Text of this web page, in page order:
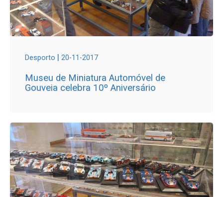
Desporto | 20-11-2017
Museu de Miniatura Automóvel de
Gouveia celebra 10º Aniversário